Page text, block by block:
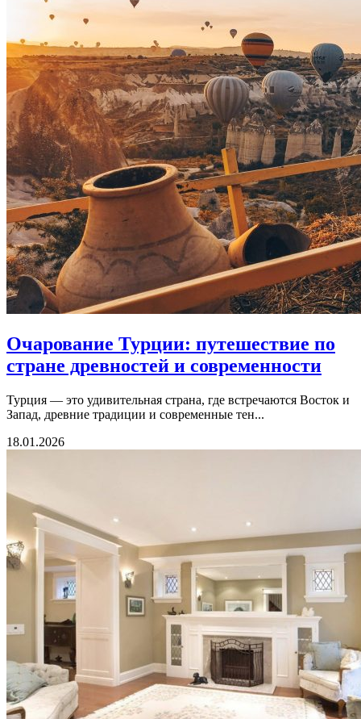
Очарование Турции: путешествие по
стране древностей и современности
Турция — это удивительная страна, где встречаются Восток и
Запад, древние традиции и современные тен...
18.01.2026